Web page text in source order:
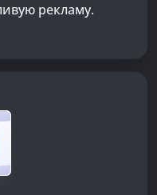
рекламу.